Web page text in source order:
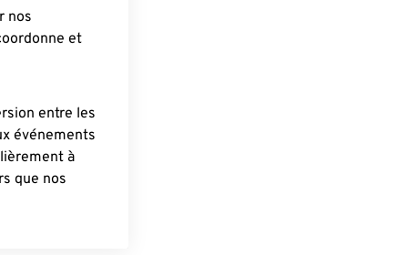
nos
et
entre les
événements
à
que nos